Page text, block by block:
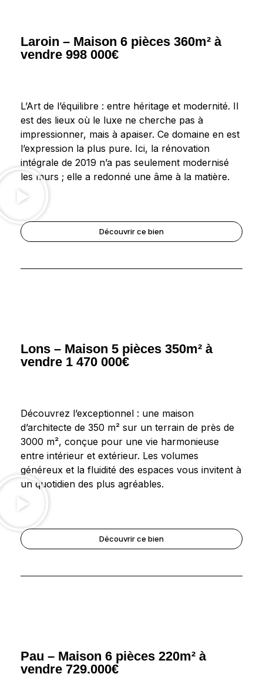
Laroin – Maison 6 pièces 360m² à
vendre 998 000€
L’Art de l’équilibre : entre héritage et modernité. Il
est des lieux où le luxe ne cherche pas à
impressionner, mais à apaiser. Ce domaine en est
l’expression la plus pure. Ici, la rénovation
intégrale de 2019 n’a pas seulement modernisé
les murs ; elle a redonné une âme à la matière.
Découvrir ce bien
Lons – Maison 5 pièces 350m² à
vendre 1 470 000€
Découvrez l’exceptionnel : une maison
d’architecte de 350 m² sur un terrain de près de
3000 m², conçue pour une vie harmonieuse
entre intérieur et extérieur. Les volumes
généreux et la fluidité des espaces vous invitent à
un quotidien des plus agréables.
Découvrir ce bien
Pau – Maison 6 pièces 220m² à
vendre 729.000€